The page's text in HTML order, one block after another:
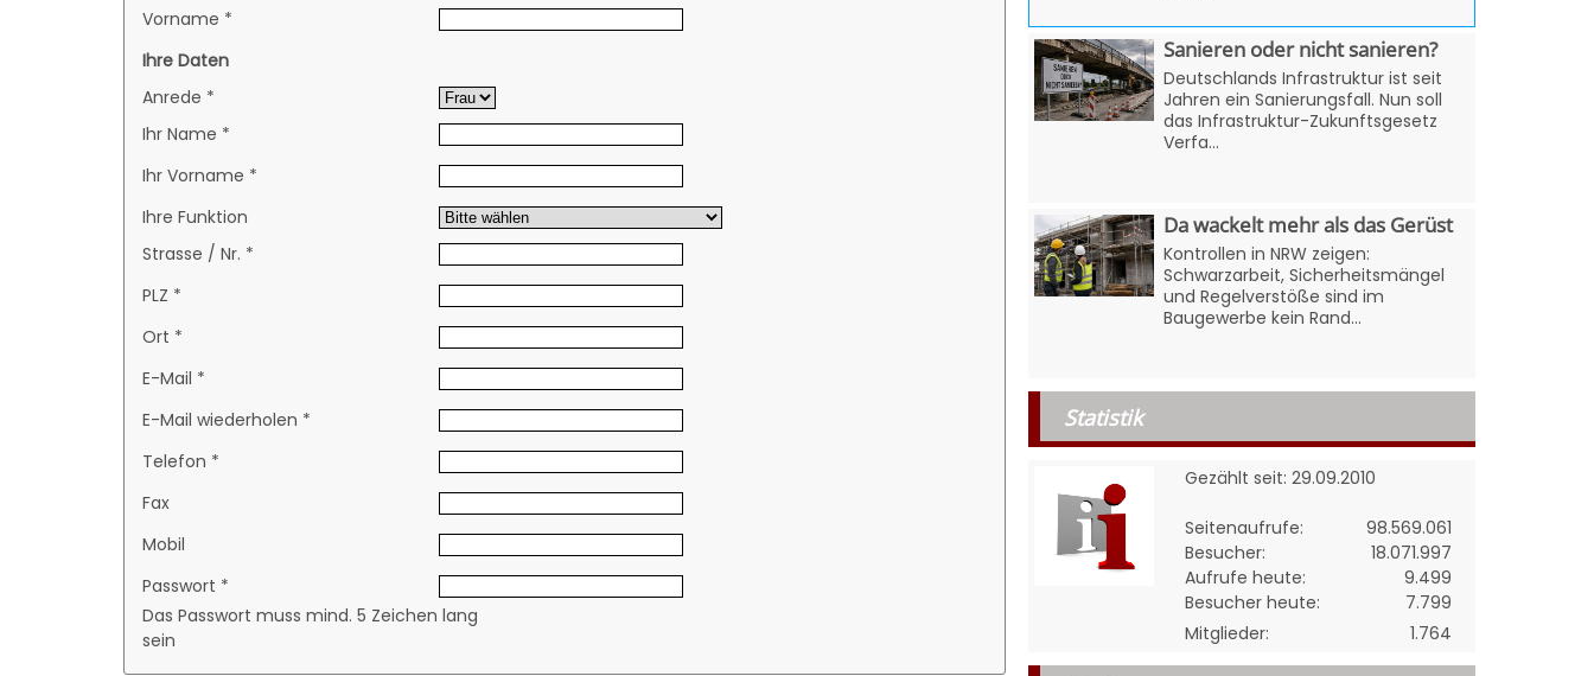
Vorname *
Ihre Daten
Anrede *
Ihr Name *
Ihr Vorname *
Ihre Funktion
Strasse / Nr. *
PLZ *
Ort *
E-Mail *
E-Mail wiederholen *
Telefon *
Fax
Mobil
Passwort *
Das Passwort muss mind. 5 Zeichen lang
sein
Sanieren oder nicht sanieren?
Deutschlands Infrastruktur ist seit
Jahren ein Sanierungsfall. Nun soll
das Infrastruktur-Zukunftsgesetz
Verfa...
Da wackelt mehr als das Gerüst
Kontrollen in NRW zeigen:
Schwarzarbeit, Sicherheitsmängel
und Regelverstöße sind im
Baugewerbe kein Rand...
Statistik
Gezählt seit: 29.09.2010
Seitenaufrufe:
98.569.061
Besucher:
18.071.997
Aufrufe heute:
9.499
Besucher heute:
7.799
Mitglieder:
1.764